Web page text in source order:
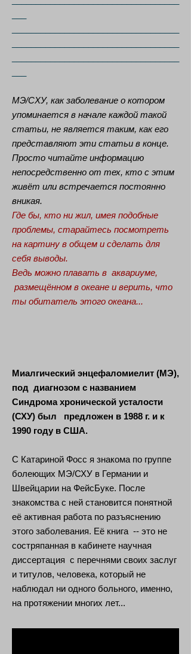
МЭ/СХУ, как заболевание о котором
упоминается в начале каждой такой
статьи, не является таким, как его
представляют эти статьи в конце.
Просто читайте информацию
непосредственно от тех, кто с этим
живёт или встречается постоянно
вникая.
Где бы, кто ни жил, имея подобные
проблемы, старайтесь посмотреть
на картину в общем и сделать для
себя выводы.
Ведь можно плавать в аквариуме,
размещённом в океане и верить, что
ты обитатель этого океана...
Миалгический энцефаломиелит (МЭ),
под диагнозом с названием
Синдрома хронической усталости
(СХУ) был предложен в 1988 г. и к
1990 году в США.
С Катариной Фосс я знакома по группе
болеющих МЭ/СХУ в Германии и
Швейцарии на ФейсБуке. После
знакомства с ней становится понятной
её активная работа по разъяснению
этого заболевания. Её книга -- это не
состряпанная в кабинете научная
диссертация с перечнями своих заслуг
и титулов, человека, который не
наблюдал ни одного больного, именно,
на протяжении многих лет...